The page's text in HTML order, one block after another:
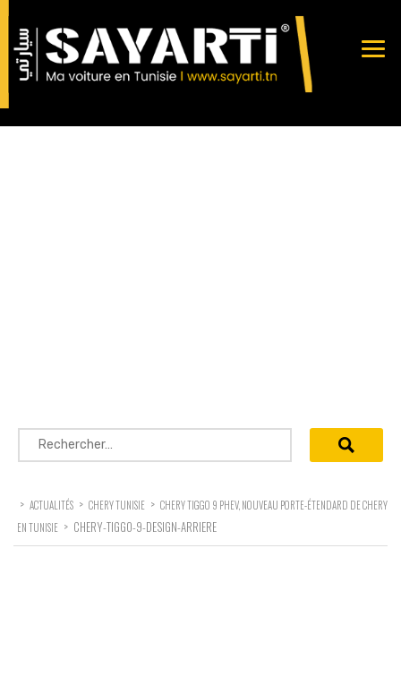
Rechercher :
> ACTUALITÉS > CHERY TUNISIE > CHERY TIGGO 9 PHEV, NOUVEAU PORTE-ÉTENDARD DE CHERY
EN TUNISIE > CHERY-TIGGO-9-DESIGN-ARRIERE